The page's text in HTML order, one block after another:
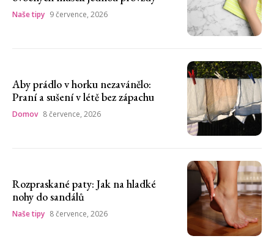
Naše tipy 9 července, 2026
Aby prádlo v horku nezavánělo:
Praní a sušení v létě bez zápachu
Domov 8 července, 2026
Rozpraskané paty: Jak na hladké
nohy do sandálů
Naše tipy 8 července, 2026